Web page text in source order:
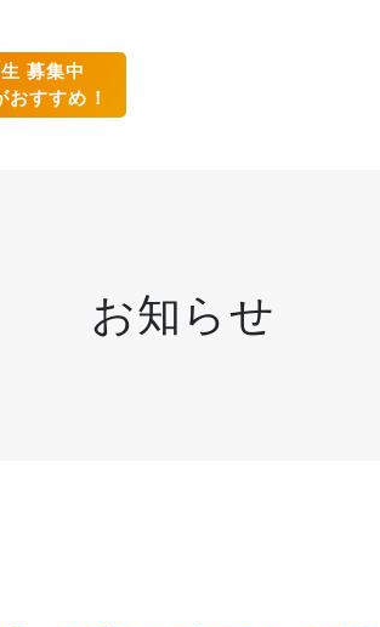
募集中
おすすめ！
お知らせ